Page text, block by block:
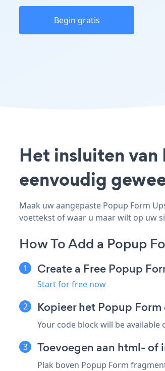
Begin gratis
Het insluiten van
eenvoudig
Maak uw aangepaste Popup Form
voettekst of waar u maar wilt op uw
How To Add a Popup
Create a Free Popup
Start for free now
Kopieer het Popup
Your code block will be available
Toevoegen aan html-
Plak boven Popup Form